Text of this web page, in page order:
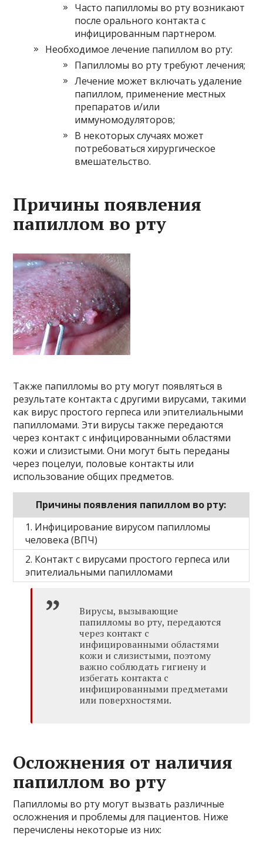
Часто папилломы во рту возникают
после орального контакта с
инфицированным партнером.
Необходимое лечение папиллом во рту:
Папилломы во рту требуют лечения;
Лечение может включать удаление
папиллом, применение местных
препаратов и/или
иммуномодуляторов;
В некоторых случаях может
потребоваться хирургическое
вмешательство.
Причины появления
папиллом во рту
Также папилломы во рту могут появляться в
результате контакта с другими вирусами, такими
как вирус простого герпеса или эпителиальными
папилломами. Эти вирусы также передаются
через контакт с инфицированными областями
кожи и слизистыми. Они могут быть переданы
через поцелуи, половые контакты или
использование общих предметов.
Причины появления папиллом во рту:
1. Инфицирование вирусом папилломы
человека (ВПЧ)
2. Контакт с вирусами простого герпеса или
эпителиальными папилломами
Вирусы, вызывающие
папилломы во рту, передаются
через контакт с
инфицированными областями
кожи и слизистыми, поэтому
важно соблюдать гигиену и
избегать контакта с
инфицированными предметами
или поверхностями.
Осложнения от наличия
папиллом во рту
Папилломы во рту могут вызвать различные
осложнения и проблемы для пациентов. Ниже
перечислены некоторые из них: